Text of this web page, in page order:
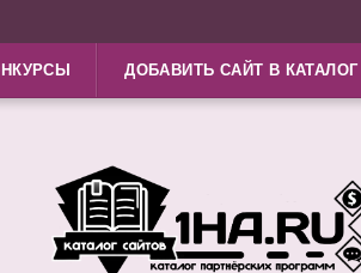
ДОБАВИТЬ САЙТ В КАТАЛОГ